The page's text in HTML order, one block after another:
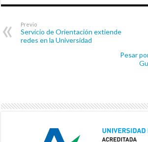
Previo
Servicio de Orientación extiende
redes en la Universidad
Pesar